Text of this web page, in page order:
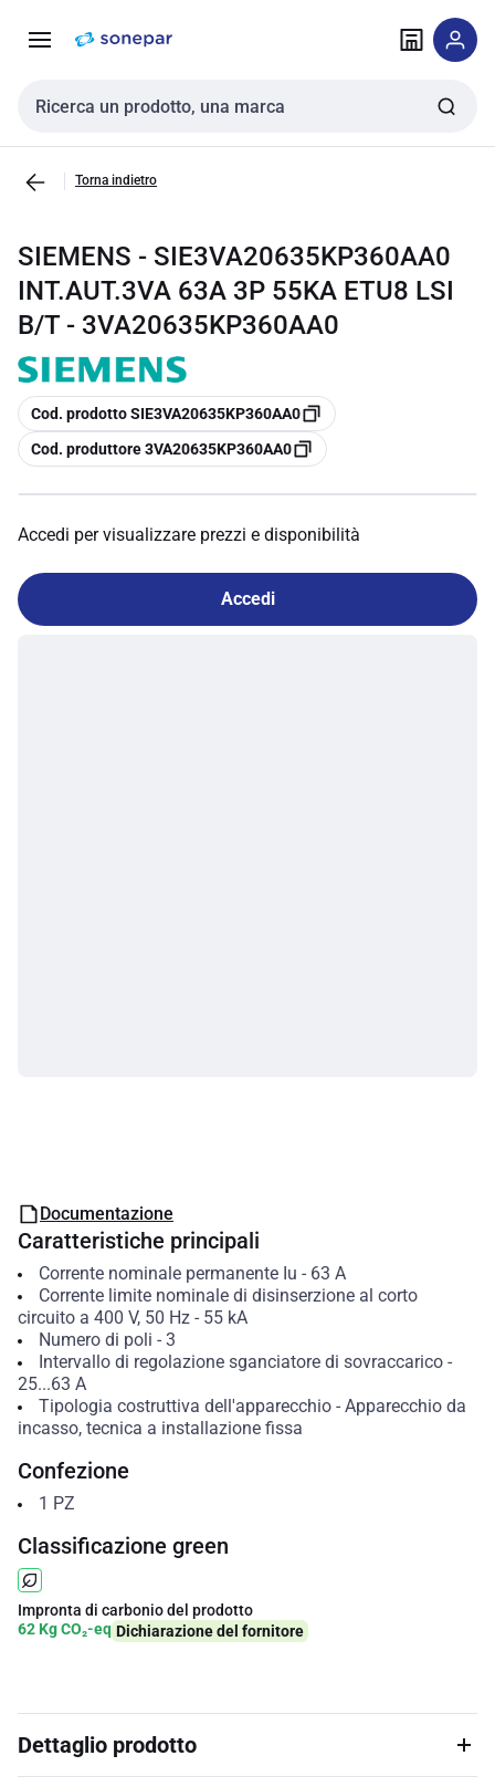
navigazione alla
Cerca input
Torna indietro
SIEMENS - SIE3VA20635KP360AA0
INT.AUT.3VA 63A 3P 55KA ETU8 LSI
B/T - 3VA20635KP360AA0
copia
Cod. prodotto SIE3VA20635KP360AA0
copia
Cod. produttore 3VA20635KP360AA0
Accedi per visualizzare prezzi e disponibilità
Accedi
Documentazione
Caratteristiche principali
Corrente nominale permanente Iu - 63 A
Corrente limite nominale di disinserzione al corto
circuito a 400 V, 50 Hz - 55 kA
Numero di poli - 3
Intervallo di regolazione sganciatore di sovraccarico-
25...63 A
Tipologia costruttiva dell'apparecchio- Apparecchio da
incasso, tecnica a installazione fissa
Confezione
1 PZ
Classificazione green
Impronta di carbonio del prodotto
62 Kg CO₂-eq Dichiarazione del fornitore
Dettaglio prodotto